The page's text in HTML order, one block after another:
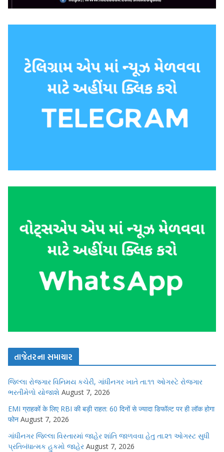
તાજેતરના સમાચાર
જિલ્લા રોજગાર વિનિમય કચેરી, ગાંધીનગર ખાતે તા.૧૧ ઓગસ્ટે રોજગાર
ભરતીમેળો યોજાશે August 7, 2026
EMI ग्राहकों के लिए RBI की बड़ी राहत: 60 दिनों से ज्यादा डिफॉल्ट पर ही लॉक होगा
फोन August 7, 2026
ગાંધીનગર જિલ્લા વિસ્તારમાં જાહેર શાંતિ જાળવવા હેતુ તા.૨૧ ઓગસ્ટ સુધી
પ્રતિબંધાત્મક હુકમો જાહેર August 7, 2026